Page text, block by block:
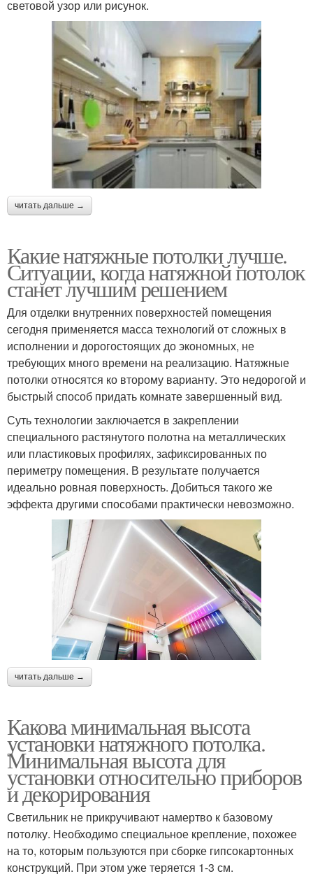
световой узор или рисунок.
читать дальше →
Какие натяжные потолки лучше.
Ситуации, когда натяжной потолок
станет лучшим решением
Для отделки внутренних поверхностей помещения
сегодня применяется масса технологий от сложных в
исполнении и дорогостоящих до экономных, не
требующих много времени на реализацию. Натяжные
потолки относятся ко второму варианту. Это недорогой и
быстрый способ придать комнате завершенный вид.
Суть технологии заключается в закреплении
специального растянутого полотна на металлических
или пластиковых профилях, зафиксированных по
периметру помещения. В результате получается
идеально ровная поверхность. Добиться такого же
эффекта другими способами практически невозможно.
читать дальше →
Какова минимальная высота
установки натяжного потолка.
Минимальная высота для
установки относительно приборов
и декорирования
Светильник не прикручивают намертво к базовому
потолку. Необходимо специальное крепление, похожее
на то, которым пользуются при сборке гипсокартонных
конструкций. При этом уже теряется 1-3 см.